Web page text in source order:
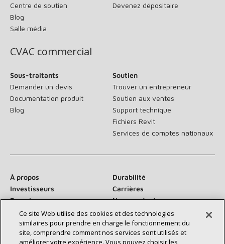
Centre de soutien
Blog
Salle média
Devenez dépositaire
CVAC commercial
Sous-traitants
Demander un devis
Documentation produit
Blog
Soutien
Trouver un entrepreneur
Soutien aux ventes
Support technique
Fichiers Revit
Services de comptes nationaux
À propos
Durabilité
Investisseurs
Carrières
Fournisseurs
Nous contacter
Salle de presse
Ce site Web utilise des cookies et des technologies
similaires pour prendre en charge le fonctionnement du
site, comprendre comment nos services sont utilisés et
améliorer votre expérience. Vous pouvez choisir les